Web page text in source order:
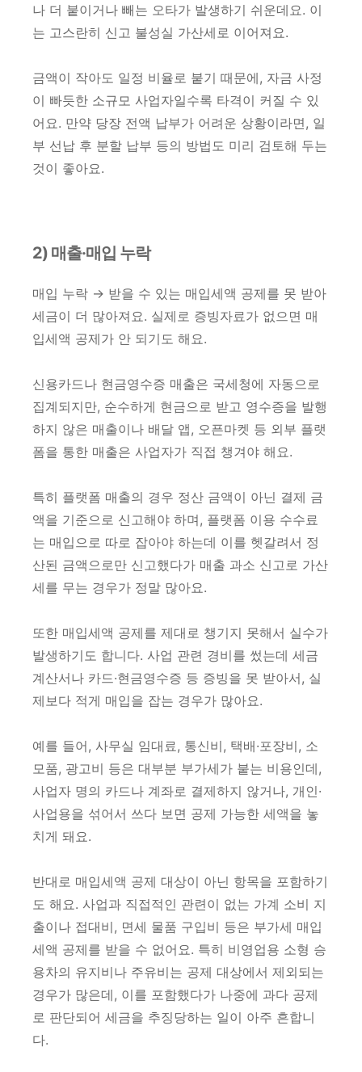
나 더 붙이거나 빼는 오타가 발생하기 쉬운데요. 이
는 고스란히 신고 불성실 가산세로 이어져요.
금액이 작아도 일정 비율로 붙기 때문에, 자금 사정
이 빠듯한 소규모 사업자일수록 타격이 커질 수 있
어요. 만약 당장 전액 납부가 어려운 상황이라면, 일
부 선납 후 분할 납부 등의 방법도 미리 검토해 두는
것이 좋아요.
2) 매출·매입 누락
매입 누락 → 받을 수 있는 매입세액 공제를 못 받아
세금이 더 많아져요. 실제로 증빙자료가 없으면 매
입세액 공제가 안 되기도 해요.
신용카드나 현금영수증 매출은 국세청에 자동으로
집계되지만, 순수하게 현금으로 받고 영수증을 발행
하지 않은 매출이나 배달 앱, 오픈마켓 등 외부 플랫
폼을 통한 매출은 사업자가 직접 챙겨야 해요.
특히 플랫폼 매출의 경우 정산 금액이 아닌 결제 금
액을 기준으로 신고해야 하며, 플랫폼 이용 수수료
는 매입으로 따로 잡아야 하는데 이를 헷갈려서 정
산된 금액으로만 신고했다가 매출 과소 신고로 가산
세를 무는 경우가 정말 많아요.
또한 매입세액 공제를 제대로 챙기지 못해서 실수가
발생하기도 합니다. 사업 관련 경비를 썼는데 세금
계산서나 카드·현금영수증 등 증빙을 못 받아서, 실
제보다 적게 매입을 잡는 경우가 많아요.
예를 들어, 사무실 임대료, 통신비, 택배·포장비, 소
모품, 광고비 등은 대부분 부가세가 붙는 비용인데,
사업자 명의 카드나 계좌로 결제하지 않거나, 개인·
사업용을 섞어서 쓰다 보면 공제 가능한 세액을 놓
치게 돼요.
반대로 매입세액 공제 대상이 아닌 항목을 포함하기
도 해요. 사업과 직접적인 관련이 없는 가계 소비 지
출이나 접대비, 면세 물품 구입비 등은 부가세 매입
세액 공제를 받을 수 없어요. 특히 비영업용 소형 승
용차의 유지비나 주유비는 공제 대상에서 제외되는
경우가 많은데, 이를 포함했다가 나중에 과다 공제
로 판단되어 세금을 추징당하는 일이 아주 흔합니
다.